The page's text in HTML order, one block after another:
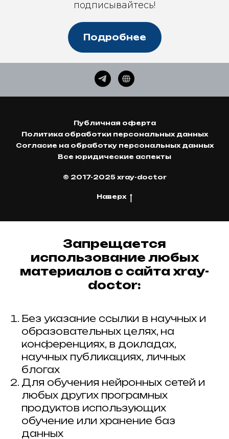
подписывайтесь!
Подробнее
Публичная оферта
Политика обработки персональных данных
Согласие на обработку персональных данных
Все юридические аспекты
© 2017-2025 xray-doctor
Наверх
Запрещается
использование любых
материалов с сайта xray-
doctor:
Без указание ссылки в научных и
образовательных целях, на
конференциях, в докладах,
научных публикациях, личных
блогах
Для обучения нейронных сетей и
любых других програмных
продуктов использующих
обучение или хранение баз
данных